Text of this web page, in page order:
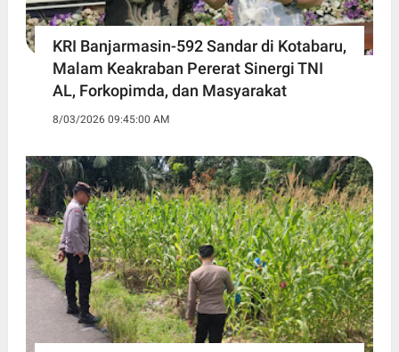
KRI Banjarmasin-592 Sandar di Kotabaru,
Malam Keakraban Pererat Sinergi TNI
AL, Forkopimda, dan Masyarakat
8/03/2026 09:45:00 AM